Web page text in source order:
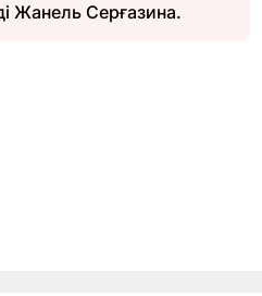
Жанель Серғазина.